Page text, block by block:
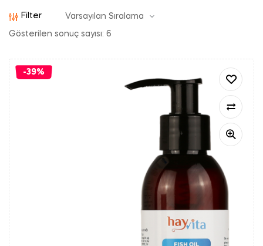
Filter
Gösterilen sonuç sayısı: 6
-39%